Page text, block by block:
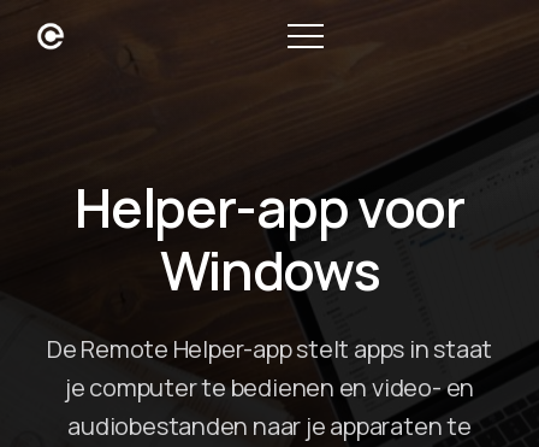
Helper-app voor
Windows
De Remote Helper-app stelt apps in staat
je computer te bedienen en video- en
audiobestanden naar je apparaten te